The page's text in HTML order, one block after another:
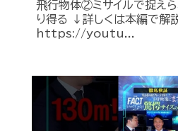
飛行物体②ミサイルで捉え
り得る ↓詳しくは本編で解
https://youtu...